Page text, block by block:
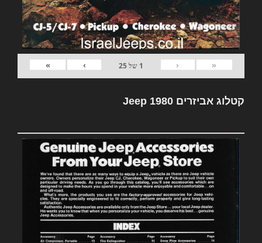
«
‹
1 של25
›
»
קטלוג אביזרים Jeep 1980